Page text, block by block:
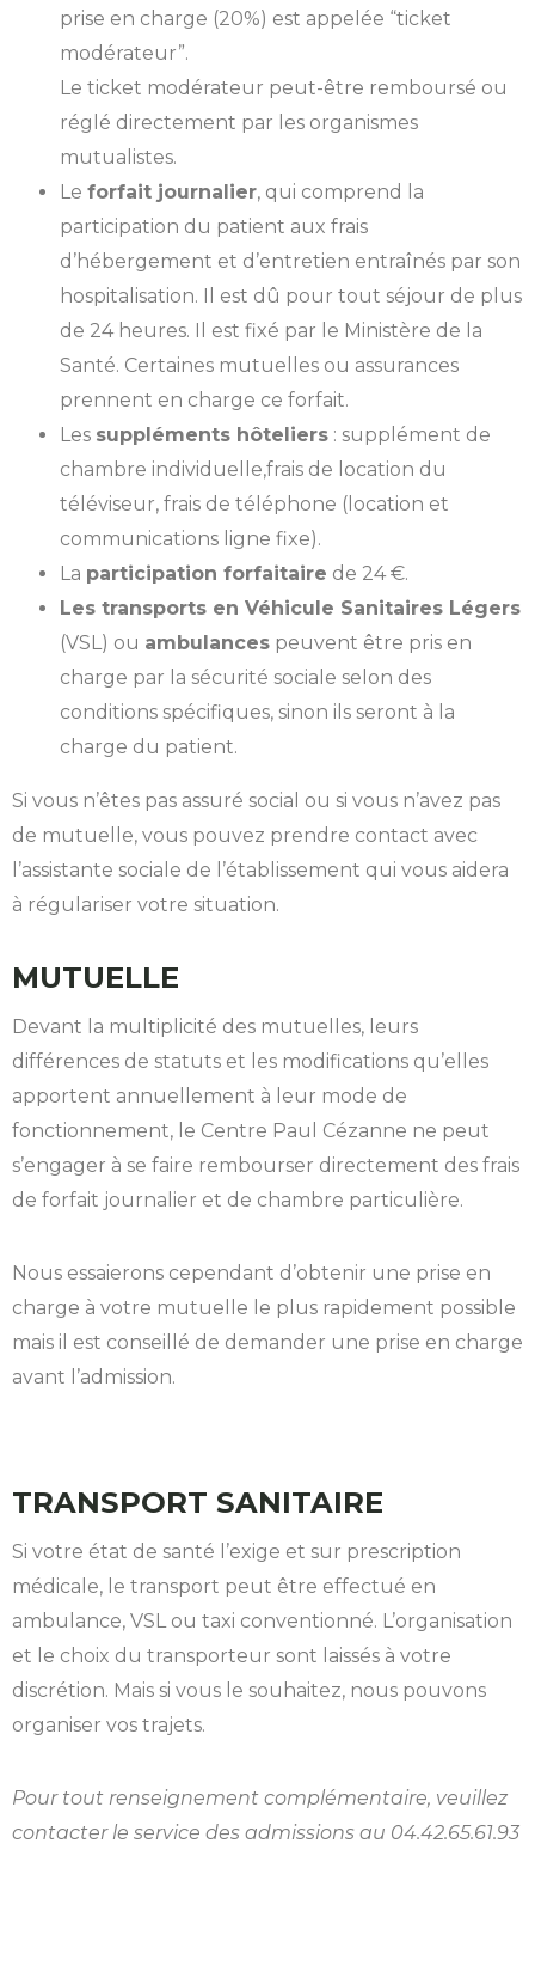
prise en charge (20%) est appelée “ticket
modérateur”.
Le ticket modérateur peut-être remboursé ou
réglé directement par les organismes
mutualistes.
Le forfait journalier, qui comprend la
participation du patient aux frais
d’hébergement et d’entretien entraînés par son
hospitalisation. Il est dû pour tout séjour de plus
de 24 heures. Il est fixé par le Ministère de la
Santé. Certaines mutuelles ou assurances
prennent en charge ce forfait.
Les suppléments hôteliers : supplément de
chambre individuelle,frais de location du
téléviseur, frais de téléphone (location et
communications ligne fixe).
La participation forfaitaire de 24 €.
Les transports en Véhicule Sanitaires Légers
(VSL) ou ambulances peuvent être pris en
charge par la sécurité sociale selon des
conditions spécifiques, sinon ils seront à la
charge du patient.
Si vous n’êtes pas assuré social ou si vous n’avez pas
de mutuelle, vous pouvez prendre contact avec
l’assistante sociale de l’établissement qui vous aidera
à régulariser votre situation.
MUTUELLE
Devant la multiplicité des mutuelles, leurs
différences de statuts et les modifications qu’elles
apportent annuellement à leur mode de
fonctionnement, le Centre Paul Cézanne ne peut
s’engager à se faire rembourser directement des frais
de forfait journalier et de chambre particulière.
Nous essaierons cependant d’obtenir une prise en
charge à votre mutuelle le plus rapidement possible
mais il est conseillé de demander une prise en charge
avant l’admission.
TRANSPORT SANITAIRE
Si votre état de santé l’exige et sur prescription
médicale, le transport peut être effectué en
ambulance, VSL ou taxi conventionné. L’organisation
et le choix du transporteur sont laissés à votre
discrétion. Mais si vous le souhaitez, nous pouvons
organiser vos trajets.
Pour tout renseignement complémentaire, veuillez
contacter le service des admissions au 04.42.65.61.93